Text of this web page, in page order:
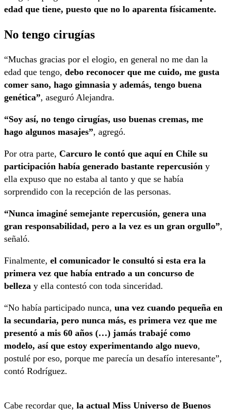
edad que tiene, puesto que no lo aparenta físicamente.
No tengo cirugías
“Muchas gracias por el elogio, en general no me dan la
edad que tengo, debo reconocer que me cuido, me gusta
comer sano, hago gimnasia y además, tengo buena
genética”, aseguró Alejandra.
“Soy así, no tengo cirugías, uso buenas cremas, me
hago algunos masajes”, agregó.
Por otra parte, Carcuro le contó que aquí en Chile su
participación había generado bastante repercusión y
ella expuso que no estaba al tanto y que se había
sorprendido con la recepción de las personas.
“Nunca imaginé semejante repercusión, genera una
gran responsabilidad, pero a la vez es un gran orgullo”,
señaló.
Finalmente, el comunicador le consultó si esta era la
primera vez que había entrado a un concurso de
belleza y ella contestó con toda sinceridad.
“No había participado nunca, una vez cuando pequeña en
la secundaria, pero nunca más, es primera vez que me
presentó a mis 60 años (…) jamás trabajé como
modelo, así que estoy experimentando algo nuevo,
postulé por eso, porque me parecía un desafío interesante”,
contó Rodríguez.
Cabe recordar que, la actual Miss Universo de Buenos